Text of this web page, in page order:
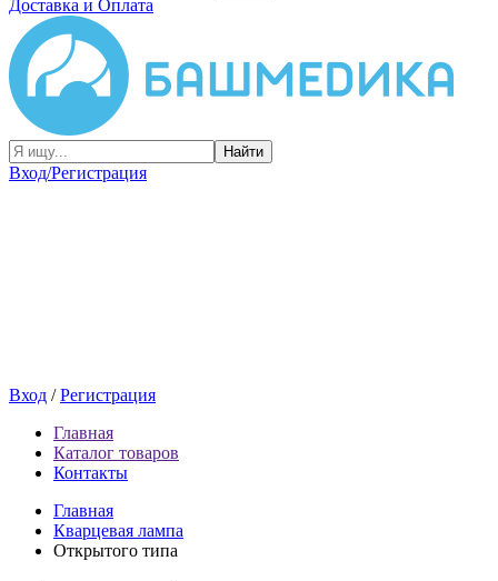
Доставка и Оплата
Найти
Вход/Регистрация
Вход /Регистрация
Главная
Каталог товаров
Контакты
Главная
Кварцевая лампа
Открытого типа